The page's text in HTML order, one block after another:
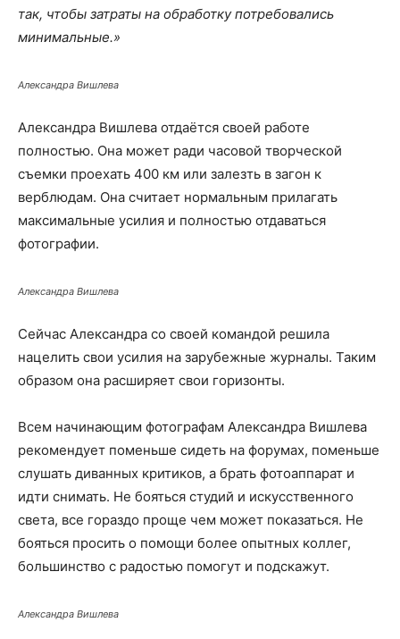
так, чтобы затраты на обработку потребовались
минимальные.»
Александра Вишлева
Александра Вишлева отдаётся своей работе
полностью. Она может ради часовой творческой
съемки проехать 400 км или залезть в загон к
верблюдам. Она считает нормальным прилагать
максимальные усилия и полностью отдаваться
фотографии.
Александра Вишлева
Сейчас Александра со своей командой решила
нацелить свои усилия на зарубежные журналы. Таким
образом она расширяет свои горизонты.
Всем начинающим фотографам Александра Вишлева
рекомендует поменьше сидеть на форумах, поменьше
слушать диванных критиков, а брать фотоаппарат и
идти снимать. Не бояться студий и искусственного
света, все гораздо проще чем может показаться. Не
бояться просить о помощи более опытных коллег,
большинство с радостью помогут и подскажут.
Александра Вишлева